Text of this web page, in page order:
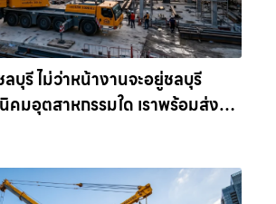
ลบุรี ไม่ว่าหน้างานจะอยู่ชลบุรี
คมอุตสาหกรรมใด เราพร้อมส่งรถ